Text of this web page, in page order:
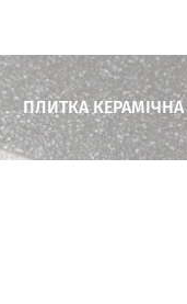
ПЛИТКА КЕРАМІЧНА